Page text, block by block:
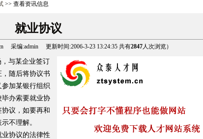
>> 查看资讯信息
就业协议
采编:admin 更新时间:2006-3-23 13:24:35 共有2847人次浏览）
与某企业签订
随后将协议书
加某银行组织
办索要就业协
议，如要再和
不理解。
协议的法律性